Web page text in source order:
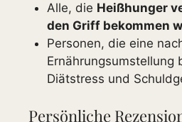
Alle, die Heißhunger
den Griff bekommen
Personen, die eine
Ernährungsumstellung
Diätstress und
Persönliche